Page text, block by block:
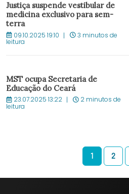
Justiça suspende vestibular de
medicina exclusivo para sem-
terra
09.10.2025 19:10 3 minutos de
leitura
MST ocupa Secretaria de
Educação do Ceará
23.07.2025 13:22 2 minutos de
leitura
1 2